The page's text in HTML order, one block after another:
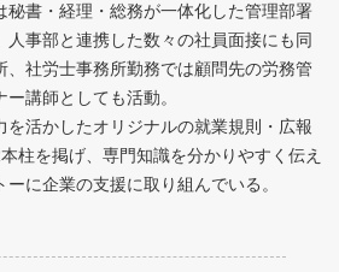
秘書・経理・総務が一体化した管理部署
人事部と連携した数々の社員面接にも同
、社労士事務所勤務では顧問先の労務管
講師としても活動。
を活かしたオリジナルの就業規則・広報
柱を掲げ、専門知識を分かりやすく伝え
ーに企業の支援に取り組んでいる。